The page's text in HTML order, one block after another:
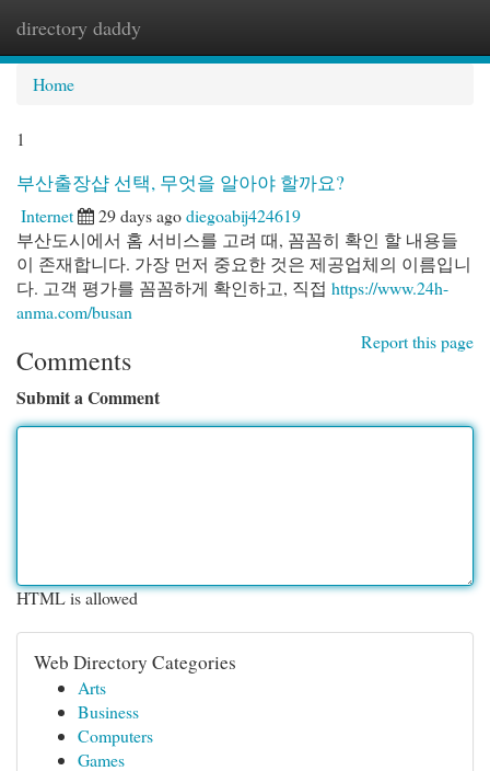
directory daddy
Home
1
부산출장샵 선택, 무엇을 알아야 할까요?
Internet 29 days agodiegoabij424619
부산도시에서 홈 서비스를 고려 때, 꼼꼼히 확인 할 내용들
이 존재합니다. 가장 먼저 중요한 것은 제공업체의 이름입니
다. 고객 평가를 꼼꼼하게 확인하고, 직접 https://www.24h-
anma.com/busan
Report this page
Comments
Submit a Comment
HTML is allowed
Web Directory Categories
Arts
Business
Computers
Games